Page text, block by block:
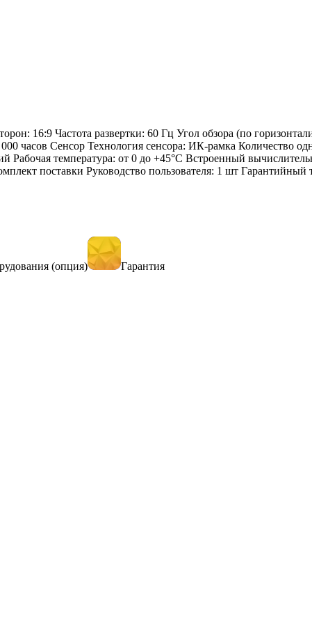
16:9 Частота развертки: 60 Гц Угол обзора (по
часов Сенсор Технология сенсора: ИК-рамка Количество
температура: от 0 до +45°С Встроенный
поставки Руководство пользователя: 1 шт
(опция)
Гарантия